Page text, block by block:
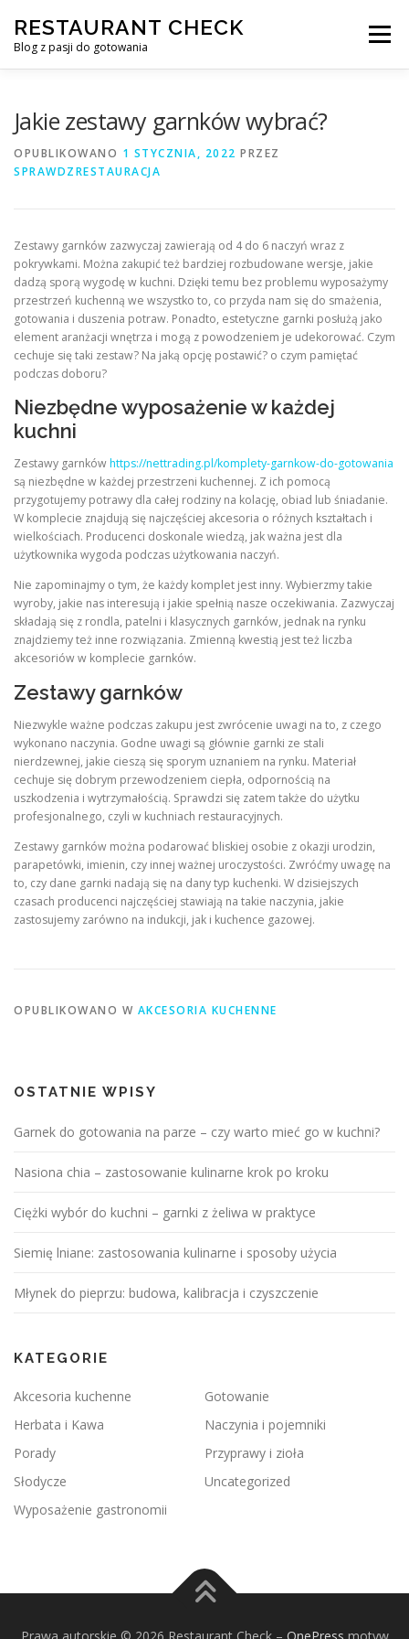
treści
RESTAURANT CHECK
Blog z pasji do gotowania
Menu
Jakie zestawy garnków wybrać?
OPUBLIKOWANO 1 STYCZNIA, 2022 PRZEZ
SPRAWDZRESTAURACJA
Zestawy garnków zazwyczaj zawierają od 4 do 6 naczyń wraz z
pokrywkami. Można zakupić też bardziej rozbudowane wersje, jakie
dadzą sporą wygodę w kuchni. Dzięki temu bez problemu wyposażymy
przestrzeń kuchenną we wszystko to, co przyda nam się do smażenia,
gotowania i duszenia potraw. Ponadto, estetyczne garnki posłużą jako
element aranżacji wnętrza i mogą z powodzeniem je udekorować. Czym
cechuje się taki zestaw? Na jaką opcję postawić? o czym pamiętać
podczas doboru?
Niezbędne wyposażenie w każdej
kuchni
Zestawy garnkówhttps://nettrading.pl/komplety-garnkow-do-gotowania
są niezbędne w każdej przestrzeni kuchennej. Z ich pomocą
przygotujemy potrawy dla całej rodziny na kolację, obiad lub śniadanie.
W komplecie znajdują się najczęściej akcesoria o różnych kształtach i
wielkościach. Producenci doskonale wiedzą, jak ważna jest dla
użytkownika wygoda podczas użytkowania naczyń.
Nie zapominajmy o tym, że każdy komplet jest inny. Wybierzmy takie
wyroby, jakie nas interesują i jakie spełnią nasze oczekiwania. Zazwyczaj
składają się z rondla, patelni i klasycznych garnków, jednak na rynku
znajdziemy też inne rozwiązania. Zmienną kwestią jest też liczba
akcesoriów w komplecie garnków.
Zestawy garnków
Niezwykle ważne podczas zakupu jest zwrócenie uwagi na to, z czego
wykonano naczynia. Godne uwagi są głównie garnki ze stali
nierdzewnej, jakie cieszą się sporym uznaniem na rynku. Materiał
cechuje się dobrym przewodzeniem ciepła, odpornością na
uszkodzenia i wytrzymałością. Sprawdzi się zatem także do użytku
profesjonalnego, czyli w kuchniach restauracyjnych.
Zestawy garnków można podarować bliskiej osobie z okazji urodzin,
parapetówki, imienin, czy innej ważnej uroczystości. Zwróćmy uwagę na
to, czy dane garnki nadają się na dany typ kuchenki. W dzisiejszych
czasach producenci najczęściej stawiają na takie naczynia, jakie
zastosujemy zarówno na indukcji, jak i kuchence gazowej.
OPUBLIKOWANO W AKCESORIA KUCHENNE
OSTATNIE WPISY
Garnek do gotowania na parze – czy warto mieć go w kuchni?
Nasiona chia – zastosowanie kulinarne krok po kroku
Ciężki wybór do kuchni – garnki z żeliwa w praktyce
Siemię lniane: zastosowania kulinarne i sposoby użycia
Młynek do pieprzu: budowa, kalibracja i czyszczenie
KATEGORIE
Akcesoria kuchenne
Gotowanie
Herbata i Kawa
Naczynia i pojemniki
Porady
Przyprawy i zioła
Słodycze
Uncategorized
Wyposażenie gastronomii